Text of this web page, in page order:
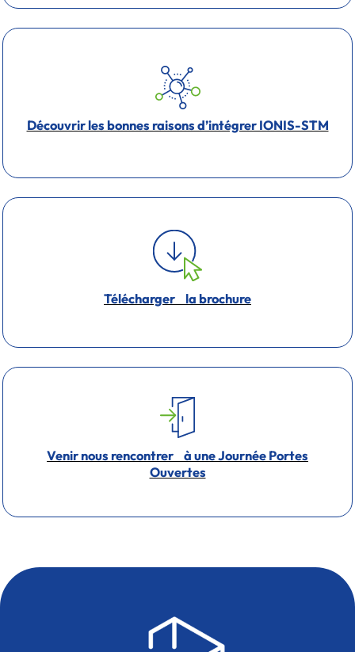
Découvrir les bonnes raisons d’intégrer IONIS-STM
Télécharger la brochure
Venir nous rencontrer à une Journée Portes
Ouvertes